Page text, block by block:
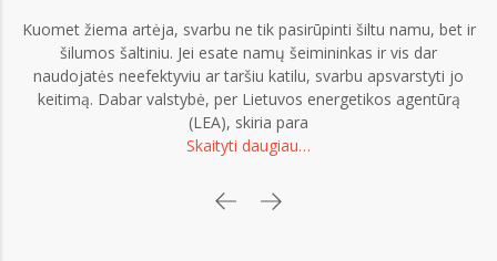
Kuomet žiema artėja, svarbu ne tik pasirūpinti šiltu namu, bet ir
šilumos šaltiniu. Jei esate namų šeimininkas ir vis dar
naudojatės neefektyviu ar taršiu katilu, svarbu apsvarstyti jo
keitimą. Dabar valstybė, per Lietuvos energetikos agentūrą
(LEA), skiria para
Skaityti daugiau…